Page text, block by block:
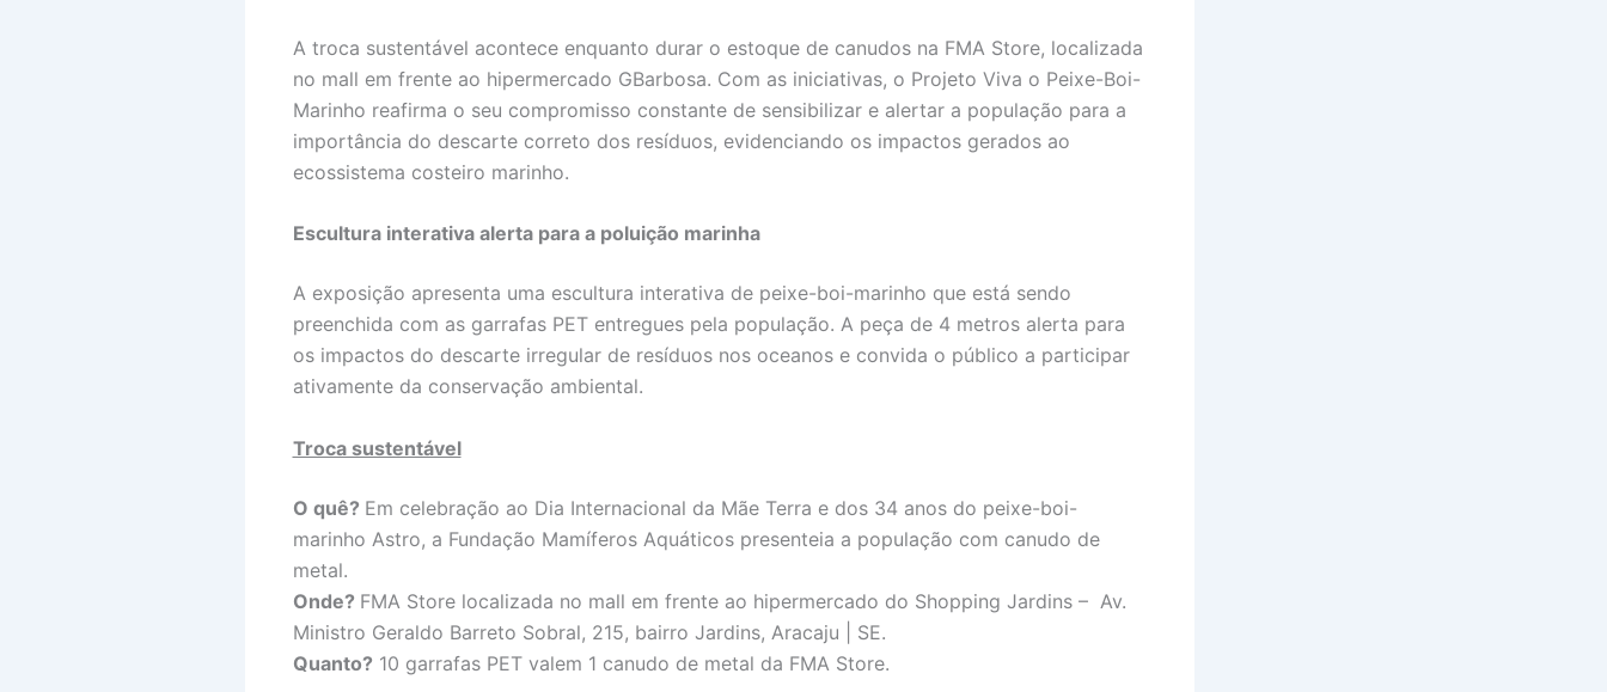
A troca sustentável acontece enquanto durar o estoque de canudos na FMA Store, localizada
no mall em frente ao hipermercado GBarbosa. Com as iniciativas, o Projeto Viva o Peixe-Boi-
Marinho reafirma o seu compromisso constante de sensibilizar e alertar a população para a
importância do descarte correto dos resíduos, evidenciando os impactos gerados ao
ecossistema costeiro marinho.
Escultura interativa alerta para a poluição marinha
A exposição apresenta uma escultura interativa de peixe-boi-marinho que está sendo
preenchida com as garrafas PET entregues pela população. A peça de 4 metros alerta para
os impactos do descarte irregular de resíduos nos oceanos e convida o público a participar
ativamente da conservação ambiental.
Troca sustentável
O quê? Em celebração ao Dia Internacional da Mãe Terra e dos 34 anos do peixe-boi-
marinho Astro, a Fundação Mamíferos Aquáticos presenteia a população com canudo de
metal.
Onde? FMA Store localizada no mall em frente ao hipermercado do Shopping Jardins – Av.
Ministro Geraldo Barreto Sobral, 215, bairro Jardins, Aracaju | SE.
Quanto? 10 garrafas PET valem 1 canudo de metal da FMA Store.